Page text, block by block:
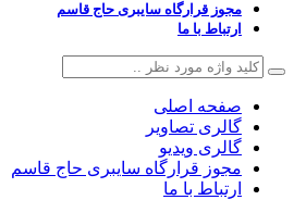
مجوز قرارگاه سایبری حاج قاسم
ارتباط با ما
صفحه اصلی
گالری تصاویر
گالری ویدیو
مجوز قرارگاه سایبری حاج قاسم
ارتباط با ما